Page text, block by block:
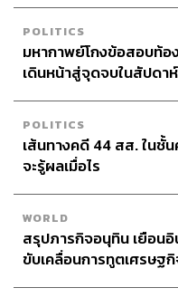
POLITICS
มหากาพย์โกงข้อสอบท้อ
เดินหน้าสู่จุดจบในสัปดา
POLITICS
เส้นทางคดี 44 สส. ในชั้
จะรู้ผลเมื่อไร
WORLD
สรุปภารกิจอนุทิน เยือนอิ
ขับเคลื่อนการทูตเศรษฐกิ